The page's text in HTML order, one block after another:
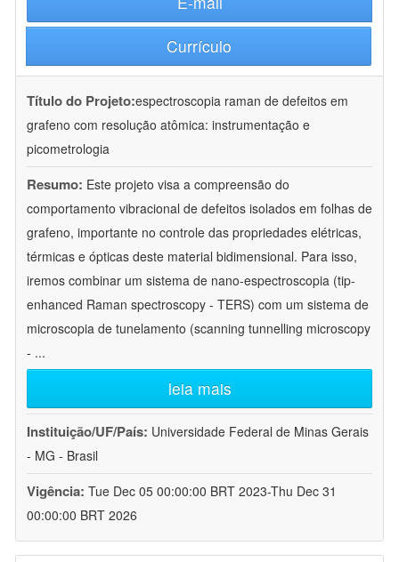
Currículo
Título do Projeto:espectroscopia raman de defeitos em
grafeno com resolução atômica: instrumentação e
picometrologia
Resumo: Este projeto visa a compreensão do
comportamento vibracional de defeitos isolados em folhas de
grafeno, importante no controle das propriedades elétricas,
térmicas e ópticas deste material bidimensional. Para isso,
iremos combinar um sistema de nano-espectroscopia (tip-
enhanced Raman spectroscopy - TERS) com um sistema de
microscopia de tunelamento (scanning tunnelling microscopy
- ...
leia mais
Instituição/UF/País: Universidade Federal de Minas Gerais
- MG - Brasil
Vigência: Tue Dec 05 00:00:00 BRT 2023-Thu Dec 31
00:00:00 BRT 2026